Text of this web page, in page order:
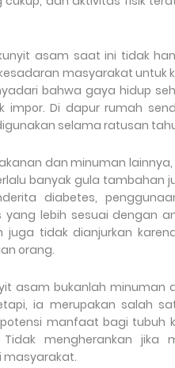
asam saat ini tidak
masyarakat untuk
bahwa gaya hidup
impor. Di dapur rumah
selama ratusan
dan minuman
banyak gula
diabetes,
lebih sesuai dengan
juga tidak dianjurkan
orang.
asam bukanlah minuman
ia merupakan salah
manfaat bagi tubuh
mengherankan jika